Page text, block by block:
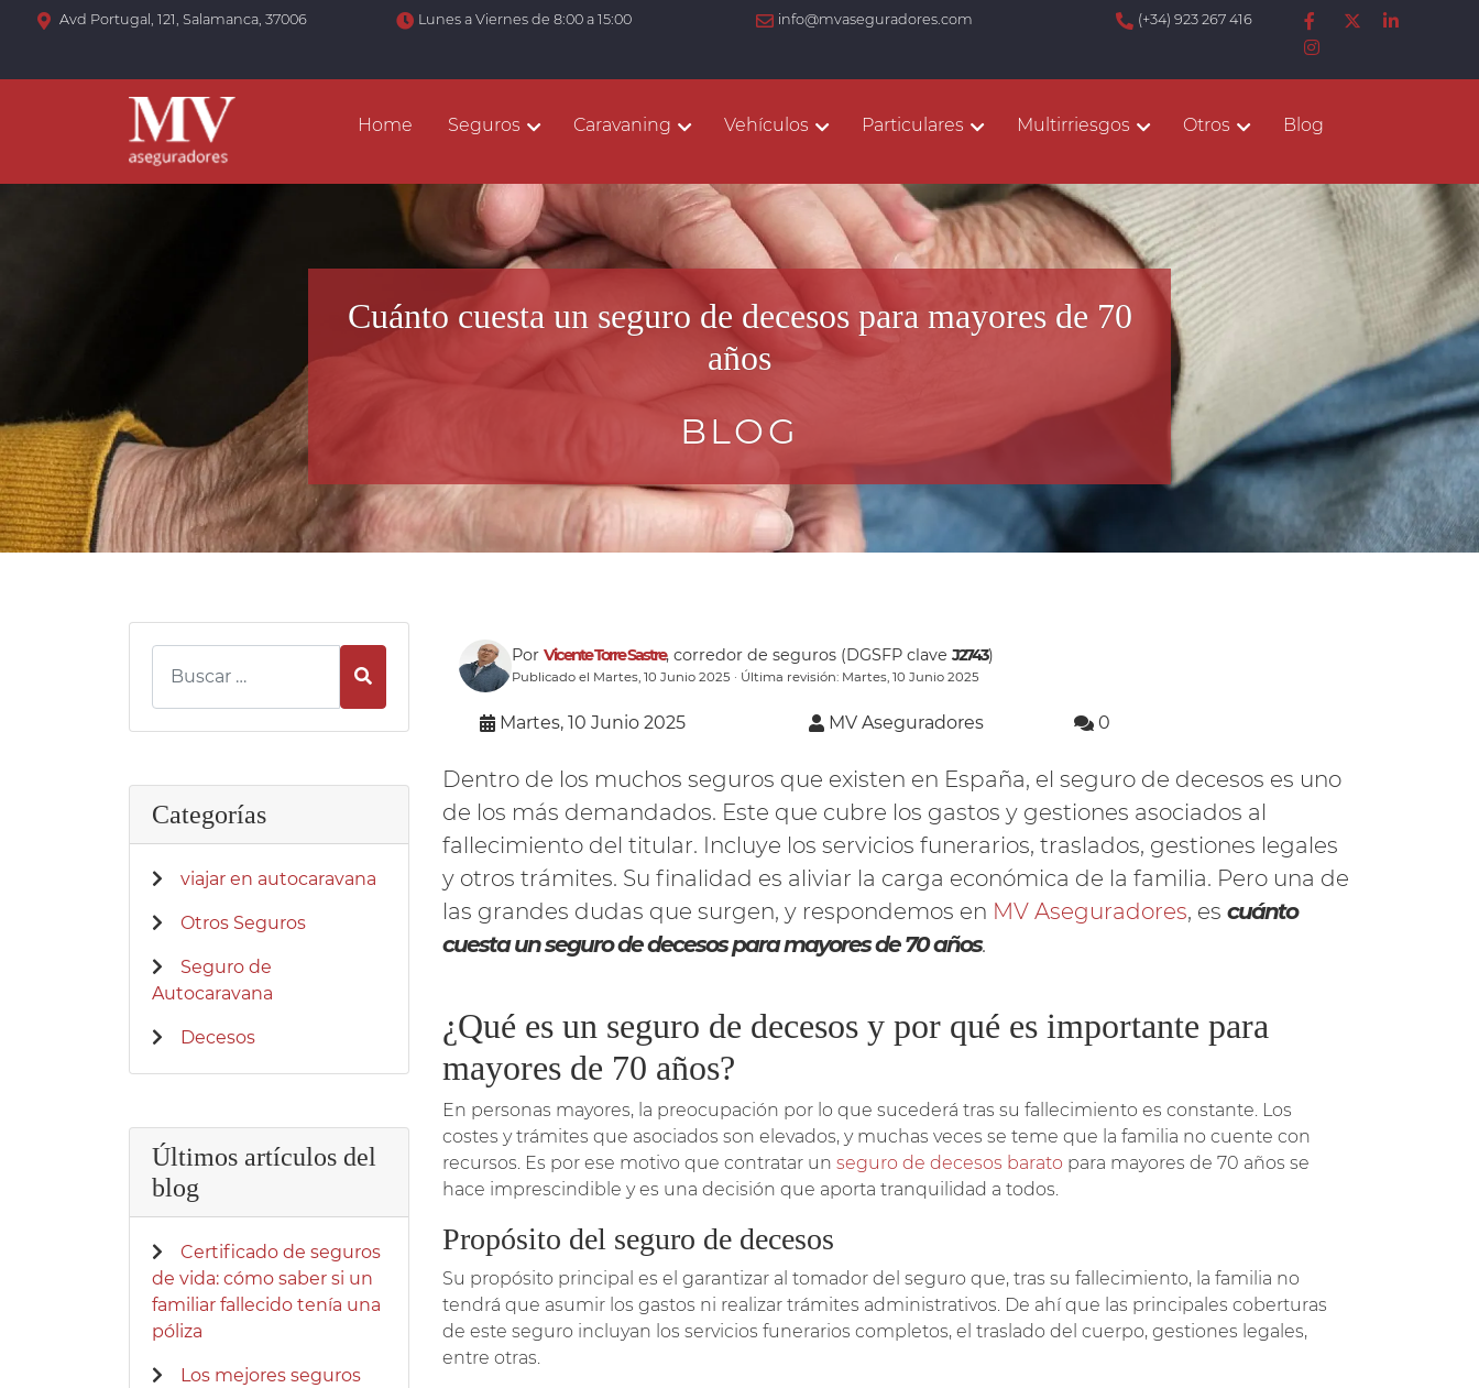
Avd Portugal, 121, Salamanca, 37006 Lunes a Viernes de 8:00 a 15:00 info@mvaseguradores.com (+34) 923 267 416
Home Seguros Caravaning Vehículos Particulares Multirriesgos Otros Blog
Cuánto cuesta un seguro de decesos para mayores de 70
años
BLOG
Por Vicente Torre Sastre, corredor de seguros (DGSFP clave J2743)
Publicado el Martes, 10 Junio 2025 · Última revisión: Martes, 10 Junio 2025
Martes, 10 Junio 2025 MV Aseguradores 0
Dentro de los muchos seguros que existen en España, el seguro de decesos es uno
de los más demandados. Este que cubre los gastos y gestiones asociados al
fallecimiento del titular. Incluye los servicios funerarios, traslados, gestiones legales
y otros trámites. Su finalidad es aliviar la carga económica de la familia. Pero una de
las grandes dudas que surgen, y respondemos en MV Aseguradores, es cuánto
cuesta un seguro de decesos para mayores de 70 años.
¿Qué es un seguro de decesos y por qué es importante para
mayores de 70 años?
En personas mayores, la preocupación por lo que sucederá tras su fallecimiento es constante. Los
costes y trámites que asociados son elevados, y muchas veces se teme que la familia no cuente con
recursos. Es por ese motivo que contratar un seguro de decesos barato para mayores de 70 años se
hace imprescindible y es una decisión que aporta tranquilidad a todos.
Propósito del seguro de decesos
Su propósito principal es el garantizar al tomador del seguro que, tras su fallecimiento, la familia no
tendrá que asumir los gastos ni realizar trámites administrativos. De ahí que las principales coberturas
de este seguro incluyan los servicios funerarios completos, el traslado del cuerpo, gestiones legales,
entre otras.
Categorías
viajar en autocaravana
Otros Seguros
Seguro de
Autocaravana
Decesos
Últimos artículos del
blog
Certificado de seguros
de vida: cómo saber si un
familiar fallecido tenía una
póliza
Los mejores seguros